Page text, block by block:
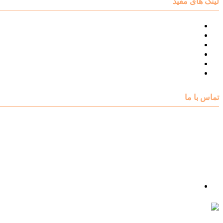
تماس با ما